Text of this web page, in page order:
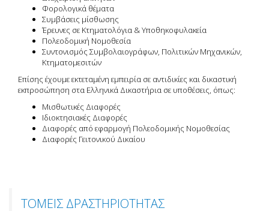
Φορολογικά θέματα
Συμβάσεις μίσθωσης
Έρευνες σε Κτηματολόγια & Υποθηκοφυλακεία
Πολεοδομική Νομοθεσία
Συντονισμός Συμβολαιογράφων, Πολιτικών Μηχανικών,
Κτηματομεσιτών
Επίσης έχουμε εκτεταμένη εμπειρία σε αντιδικίες και δικαστική
εκπροσώπηση στα Ελληνικά Δικαστήρια σε υποθέσεις, όπως:
Μισθωτικές Διαφορές
Ιδιοκτησιακές Διαφορές
Διαφορές από εφαρμογή Πολεοδομικής Νομοθεσίας
Διαφορές Γειτονικού Δικαίου
ΤΟΜΕΙΣ ΔΡΑΣΤΗΡΙΟΤΗΤΑΣ